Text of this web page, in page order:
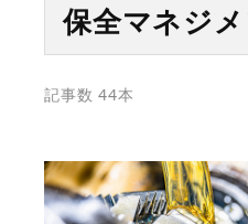
保全マネジ
記事数 44本